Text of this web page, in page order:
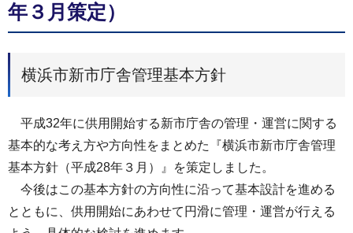
年３月策定）
横浜市新市庁舎管理基本方針
平成32年に供用開始する新市庁舎の管理・運営に関する
基本的な考え方や方向性をまとめた『横浜市新市庁舎管理
基本方針（平成28年３月）』を策定しました。
今後はこの基本方針の方向性に沿って基本設計を進める
とともに、供用開始にあわせて円滑に管理・運営が行える